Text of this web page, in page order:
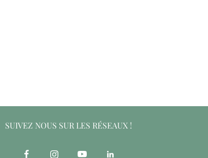
SUIVEZ NOUS SUR LES RÉSEAUX !